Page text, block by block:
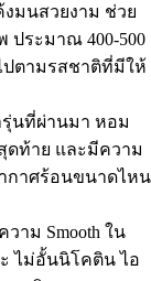
มนสวยงาม ช่วย
ประมาณ 400-500
ปตามรสชาติที่มีให้
นที่ผ่านมา หอม
ดท้าย และมีความ
กาศร้อนขนาดไหน
าม Smooth ใน
ไม่อั้นนิโคติน ไอ